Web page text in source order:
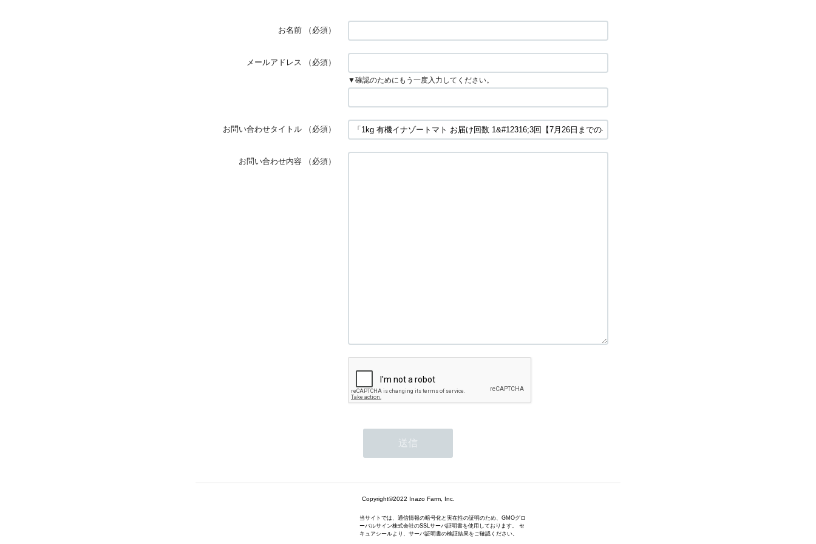
お名前 （必須）
メールアドレス （必須）
▼確認のためにもう一度入力してください。
お問い合わせタイトル （必須）
お問い合わせ内容 （必須）
Copyright©2022 Inazo Farm, Inc.
当サイトでは、通信情報の暗号化と実在性の証明のため、GMOグロ
ーバルサイン株式会社のSSLサーバ証明書を使用しております。 セ
キュアシールより、サーバ証明書の検証結果をご確認ください。